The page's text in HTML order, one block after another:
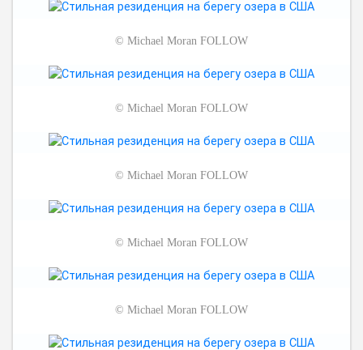
© Michael Moran FOLLOW
© Michael Moran FOLLOW
© Michael Moran FOLLOW
© Michael Moran FOLLOW
© Michael Moran FOLLOW